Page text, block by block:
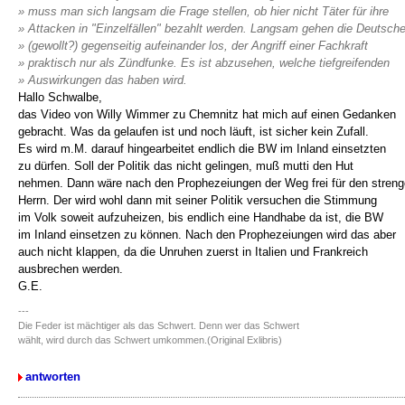
» muss man sich langsam die Frage stellen, ob hier nicht Täter für ihre
» Attacken in "Einzelfällen" bezahlt werden. Langsam gehen die
» (gewollt?) gegenseitig aufeinander los, der Angriff einer Fachkraft
» praktisch nur als Zündfunke. Es ist abzusehen, welche tiefgreifenden
» Auswirkungen das haben wird.
Hallo Schwalbe,
das Video von Willy Wimmer zu Chemnitz hat mich auf einen Gedanken
gebracht. Was da gelaufen ist und noch läuft, ist sicher kein Zufall.
Es wird m.M. darauf hingearbeitet endlich die BW im Inland einsetzten
zu dürfen. Soll der Politik das nicht gelingen, muß mutti den Hut
nehmen. Dann wäre nach den Prophezeiungen der Weg frei für den
Herrn. Der wird wohl dann mit seiner Politik versuchen die Stimmung
im Volk soweit aufzuheizen, bis endlich eine Handhabe da ist, die BW
im Inland einsetzen zu können. Nach den Prophezeiungen wird das aber
auch nicht klappen, da die Unruhen zuerst in Italien und Frankreich
ausbrechen werden.
G.E.
---
Die Feder ist mächtiger als das Schwert. Denn wer das Schwert
wählt, wird durch das Schwert umkommen.(Original Exlibris)
antworten